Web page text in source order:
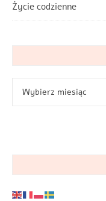
Życie codzienne